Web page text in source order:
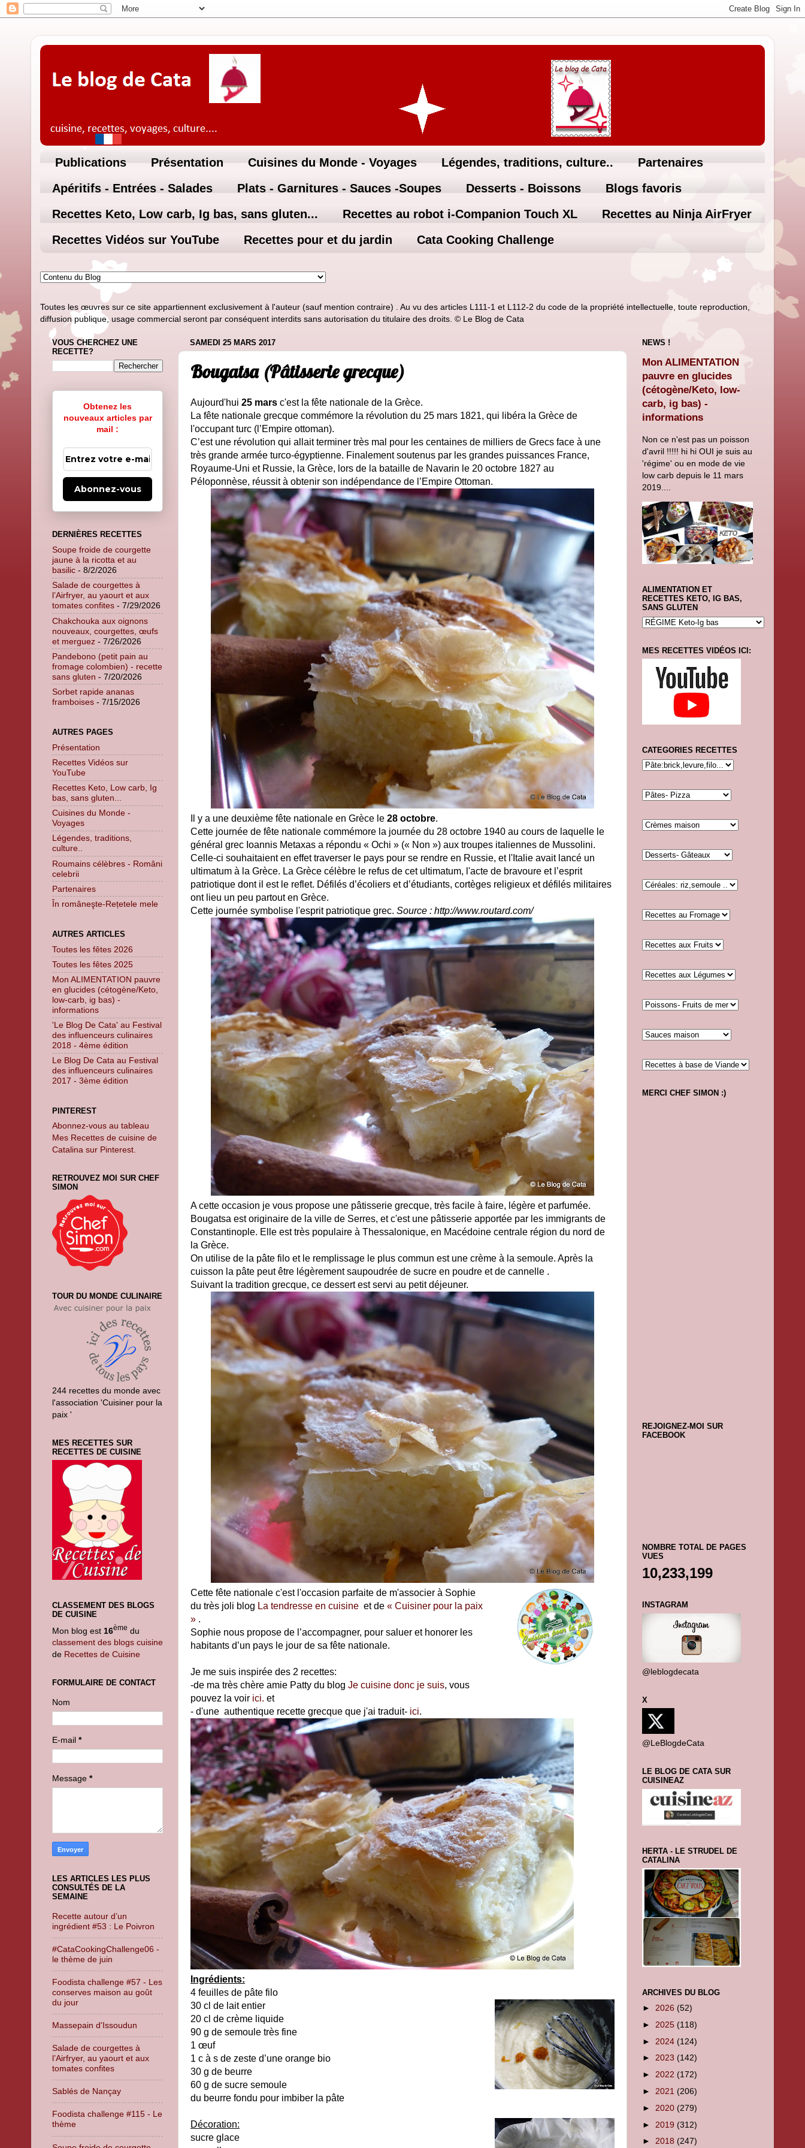
Publications Présentation Cuisines du Monde - Voyages Légendes, traditions, culture..
Partenaires
Apéritifs - Entrées - Salades
Plats - Garnitures - Sauces -Soupes Desserts - Boissons
Blogs favoris
Recettes Keto, Low carb, Ig bas, sans gluten...
Recettes au robot i-Companion Touch XL
Recettes au Ninja AirFryer
Recettes Vidéos sur YouTube
Recettes pour et du jardin Cata Cooking Challenge
Toutes les œuvres sur ce site appartiennent exclusivement à l'auteur (sauf mention contraire) . Au vu des articles L111-1 et L112-2 du code de la propriété intellectuelle, toute reproduction,
diffusion publique, usage commercial seront par conséquent interdits sans autorisation du titulaire des droits. © Le Blog de Cata
SAMEDI 25 MARS 2017
Bougatsa (Pâtisserie grecque)
Aujourd'hui 25 mars c'est la fête nationale de la Grèce.
La fête nationale grecque commémore la révolution du 25 mars 1821, qui libéra la Grèce de
l'occupant turc (l’Empire ottoman).
C’est une révolution qui allait terminer très mal pour les centaines de milliers de Grecs face à une
très grande armée turco-égyptienne. Finalement soutenus par les grandes puissances France,
Royaume-Uni et Russie, la Grèce, lors de la bataille de Navarin le 20 octobre 1827 au
Péloponnèse, réussit à obtenir son indépendance de l’Empire Ottoman.
Il y a une deuxième fête nationale en Grèce le 28 octobre.
Cette journée de fête nationale commémore la journée du 28 octobre 1940 au cours de laquelle le
général grec Ioannis Metaxas a répondu « Ochi » (« Non ») aux troupes italiennes de Mussolini.
Celle-ci souhaitaient en effet traverser le pays pour se rendre en Russie, et l'Italie avait lancé un
ultimatum à la Grèce. La Grèce célèbre le refus de cet ultimatum, l'acte de bravoure et l’esprit
patriotique dont il est le reflet. Défilés d’écoliers et d’étudiants, cortèges religieux et défilés militaires
ont lieu un peu partout en Grèce.
Cette journée symbolise l'esprit patriotique grec. Source : http://www.routard.com/
A cette occasion je vous propose une pâtisserie grecque, très facile à faire, légère et parfumée.
Bougatsa est originaire de la ville de Serres, et c'est une pâtisserie apportée par les immigrants de
Constantinople. Elle est très populaire à Thessalonique, en Macédoine centrale région du nord de
la Grèce.
On utilise de la pâte filo et le remplissage le plus commun est une crème à la semoule. Après la
cuisson la pâte peut être légèrement saupoudrée de sucre en poudre et de cannelle .
Suivant la tradition grecque, ce dessert est servi au petit déjeuner.
Cette fête nationale c'est l'occasion parfaite de m'associer à Sophie
du très joli blog La tendresse en cuisine et de « Cuisiner pour la paix
» .
Sophie nous propose de l’accompagner, pour saluer et honorer les
habitants d’un pays le jour de sa fête nationale.
Je me suis inspirée des 2 recettes:
-de ma très chère amie Patty du blog Je cuisine donc je suis, vous
pouvez la voir ici. et
- d'une authentique recette grecque que j'ai traduit- ici.
Ingrédients:
4 feuilles de pâte filo
30 cl de lait entier
20 cl de crème liquide
90 g de semoule très fine
1 œuf
1 c à s de zeste d’une orange bio
30 g de beurre
60 g de sucre semoule
du beurre fondu pour imbiber la pâte
Décoration:
sucre glace
VOUS CHERCHEZ UNE
RECETTE?
Obtenez les
nouveaux articles par
mail :
Abonnez-vous
DERNIÈRES RECETTES
Soupe froide de courgette
jaune à la ricotta et au
basilic - 8/2/2026
Salade de courgettes à
l’Airfryer, au yaourt et aux
tomates confites - 7/29/2026
Chakchouka aux oignons
nouveaux, courgettes, œufs
et merguez - 7/26/2026
Pandebono (petit pain au
fromage colombien) - recette
sans gluten - 7/20/2026
Sorbet rapide ananas
framboises - 7/15/2026
AUTRES PAGES
Présentation
Recettes Vidéos sur
YouTube
Recettes Keto, Low carb, Ig
bas, sans gluten...
Cuisines du Monde -
Voyages
Légendes, traditions,
culture..
Roumains célèbres - Români
celebrii
Partenaires
În româneşte-Rețetele mele
AUTRES ARTICLES
Toutes les fêtes 2026
Toutes les fêtes 2025
Mon ALIMENTATION pauvre
en glucides (cétogène/Keto,
low-carb, ig bas) -
informations
'Le Blog De Cata' au Festival
des influenceurs culinaires
2018 - 4ème édition
Le Blog De Cata au Festival
des influenceurs culinaires
2017 - 3ème édition
PINTEREST
Abonnez-vous au tableau
Mes Recettes de cuisine de
Catalina sur Pinterest.
RETROUVEZ MOI SUR CHEF
SIMON
TOUR DU MONDE CULINAIRE
244 recettes du monde avec
l'association 'Cuisiner pour la
paix '
MES RECETTES SUR
RECETTES DE CUISINE
CLASSEMENT DES BLOGS
DE CUISINE
Mon blog est 16ème du
classement des blogs cuisine
de Recettes de Cuisine
FORMULAIRE DE CONTACT
Nom
E-mail *
Message *
LES ARTICLES LES PLUS
CONSULTÉS DE LA
SEMAINE
Recette autour d’un
ingrédient #53 : Le Poivron
#CataCookingChallenge06 -
le thème de juin
Foodista challenge #57 - Les
conserves maison au goût
du jour
Massepain d'Issoudun
Salade de courgettes à
l’Airfryer, au yaourt et aux
tomates confites
Sablés de Nançay
Foodista challenge #115 - Le
thème
NEWS !
Mon ALIMENTATION
pauvre en glucides
(cétogène/Keto, low-
carb, ig bas) -
informations
Non ce n'est pas un poisson
d'avril !!!!! hi hi OUI je suis au
'régime' ou en mode de vie
low carb depuis le 11 mars
2019....
ALIMENTATION ET
RECETTES KETO, IG BAS,
SANS GLUTEN
MES RECETTES VIDÉOS ICI:
CATEGORIES RECETTES
MERCI CHEF SIMON :)
REJOIGNEZ-MOI SUR
FACEBOOK
NOMBRE TOTAL DE PAGES
VUES
10,233,199
INSTAGRAM
@leblogdecata
X
@LeBlogdeCata
LE BLOG DE CATA SUR
CUISINEAZ
HERTA - LE STRUDEL DE
CATALINA
ARCHIVES DU BLOG
► 2026 (52)
► 2025 (118)
► 2024 (124)
► 2023 (142)
► 2022 (172)
► 2021 (206)
► 2020 (279)
► 2019 (312)
► 2018 (247)